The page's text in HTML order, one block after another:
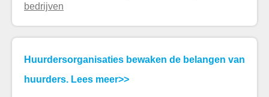
Verhuurdersverklaring aanvragen
bedrijven
Huurdersorganisaties bewaken de belangen van
huurders. Lees meer>>